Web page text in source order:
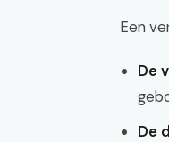
Een
De
De